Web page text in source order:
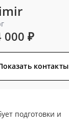
000 ₽
контакты
подготовки и